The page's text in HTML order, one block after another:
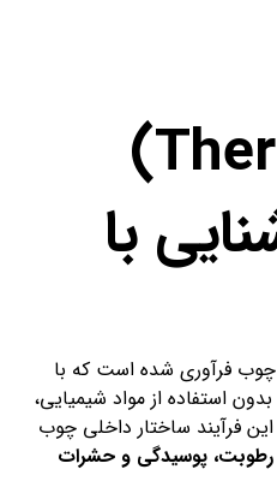
(Thermowood)
با
فرآوری شده است که با
استفاده از مواد شیمیایی،
فرآیند ساختار داخلی چوب
رطوبت، پوسیدگی و حشرات